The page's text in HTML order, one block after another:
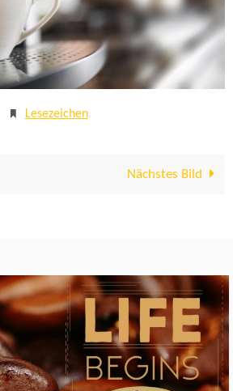
Lesezeichen.
Nächstes Bild